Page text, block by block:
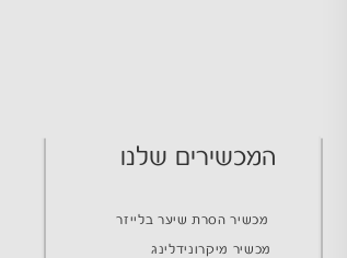
המכשירים שלנו
מכשיר מיקרונידלינג
מכשיר הסרת שיער בלייזר